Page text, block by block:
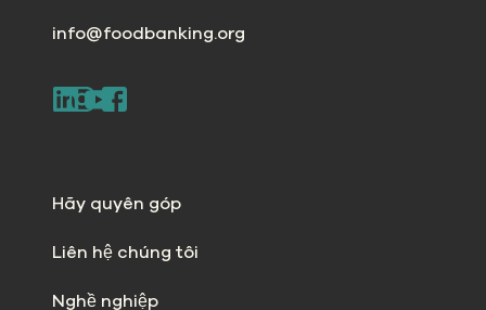
info@foodbanking.org
Hãy quyên góp
Liên hệ chúng tôi
Nghề nghiệp